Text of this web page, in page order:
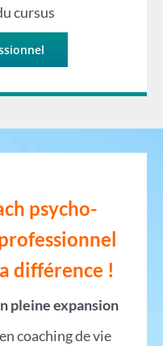
cursus
psycho-
différence !
pleine expansion
coaching de vie